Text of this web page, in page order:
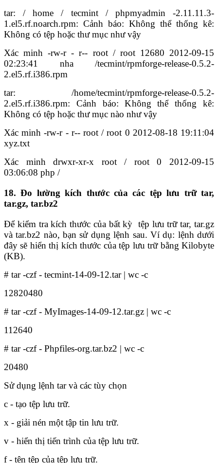
tar: / home / tecmint / phpmyadmin -2.11.11.3-
1.el5.rf.noarch.rpm: Cảnh báo: Không thể thống kê:
Không có tệp hoặc thư mục như vậy
Xác minh -rw-r - r-- root / root 12680 2012-09-15
02:23:41 nha /tecmint/rpmforge-release-0.5.2-
2.el5.rf.i386.rpm
tar: /home/tecmint/rpmforge-release-0.5.2-
2.el5.rf.i386.rpm: Cảnh báo: Không thể thống kê:
Không có tệp hoặc thư mục nào như vậy
Xác minh -rw-r - r-- root / root 0 2012-08-18 19:11:04
xyz.txt
Xác minh drwxr-xr-x root / root 0 2012-09-15
03:06:08 php /
18. Đo lường kích thước của các tệp lưu trữ tar,
tar.gz, tar.bz2
Để kiểm tra kích thước của bất kỳ tệp lưu trữ tar, tar.gz
và tar.bz2 nào, bạn sử dụng lệnh sau. Ví dụ: lệnh dưới
đây sẽ hiển thị kích thước của tệp lưu trữ bằng Kilobyte
(KB).
# tar -czf - tecmint-14-09-12.tar | wc -c
12820480
# tar -czf - MyImages-14-09-12.tar.gz | wc -c
112640
# tar -czf - Phpfiles-org.tar.bz2 | wc -c
20480
Sử dụng lệnh tar và các tùy chọn
c - tạo tệp lưu trữ.
x - giải nén một tập tin lưu trữ.
v - hiển thị tiến trình của tệp lưu trữ.
f - tên tệp của tệp lưu trữ.